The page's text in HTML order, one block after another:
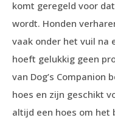
komt geregeld voor
wordt. Honden
vaak onder het vuil na
hoeft gelukkig geen
van Dog’s Companion
hoes en zijn geschikt
altijd een hoes om het